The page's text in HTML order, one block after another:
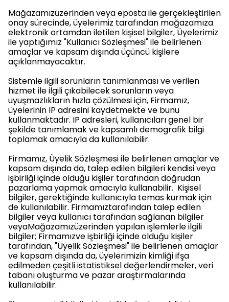
Mağazamızüzerinden veya eposta ile gerçekleştirilen
onay sürecinde, üyelerimiz tarafından mağazamıza
elektronik ortamdan iletilen kişisel bilgiler, Üyelerimiz
ile yaptığımız "Kullanıcı Sözleşmesi" ile belirlenen
amaçlar ve kapsam dışında üçüncü kişilere
açıklanmayacaktır.
Sistemle ilgili sorunların tanımlanması ve verilen
hizmet ile ilgili çıkabilecek sorunların veya
uyuşmazlıkların hızla çözülmesi için, Firmamız,
üyelerinin IP adresini kaydetmekte ve bunu
kullanmaktadır. IP adresleri, kullanıcıları genel bir
şekilde tanımlamak ve kapsamlı demografik bilgi
toplamak amacıyla da kullanılabilir.
Firmamız, Üyelik Sözleşmesi ile belirlenen amaçlar ve
kapsam dışında da, talep edilen bilgileri kendisi veya
işbirliği içinde olduğu kişiler tarafından doğrudan
pazarlama yapmak amacıyla kullanabilir. Kişisel
bilgiler, gerektiğinde kullanıcıyla temas kurmak için
de kullanılabilir. Firmamıztarafından talep edilen
bilgiler veya kullanıcı tarafından sağlanan bilgiler
veyaMağazamızüzerinden yapılan işlemlerle ilgili
bilgiler; Firmamızve işbirliği içinde olduğu kişiler
tarafından, "Üyelik Sözleşmesi" ile belirlenen amaçlar
ve kapsam dışında da, üyelerimizin kimliği ifşa
edilmeden çeşitli istatistiksel değerlendirmeler, veri
tabanı oluşturma ve pazar araştırmalarında
kullanılabilir.